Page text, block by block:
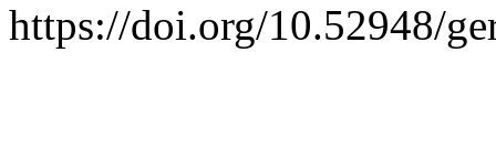
https://doi.org/10.52948/